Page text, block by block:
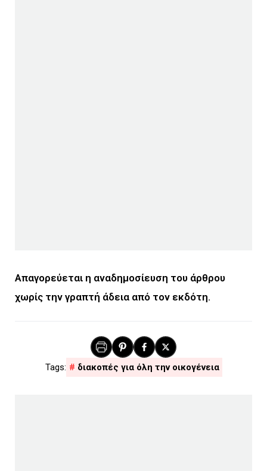
Απαγορεύεται η αναδημοσίευση του άρθρου
χωρίς την γραπτή άδεια από τον εκδότη.
διακοπές για όλη την οικογένεια